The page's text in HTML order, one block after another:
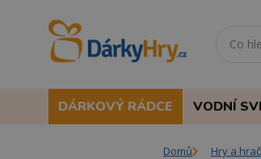
DÁRKOVÝ RÁDCE VODNÍ
Domů Hry a